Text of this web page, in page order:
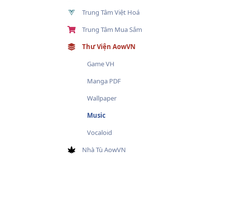
Trung Tâm Việt Hoá
Trung Tâm Mua Sắm
Thư Viện AowVN
Game VH
Manga PDF
Wallpaper
Music
Vocaloid
Nhà Tù AowVN